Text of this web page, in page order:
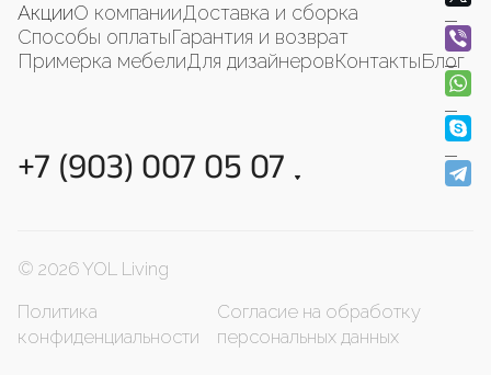
АкцииО компанииДоставка и сборка
Способы оплатыГарантия и возврат
Примерка мебелиДля дизайнеровКонтактыБлог
+7 (903) 007 05 07
© 2026 YOL Living
Политика
конфиденциальности
Согласие на обработку
персональных данных